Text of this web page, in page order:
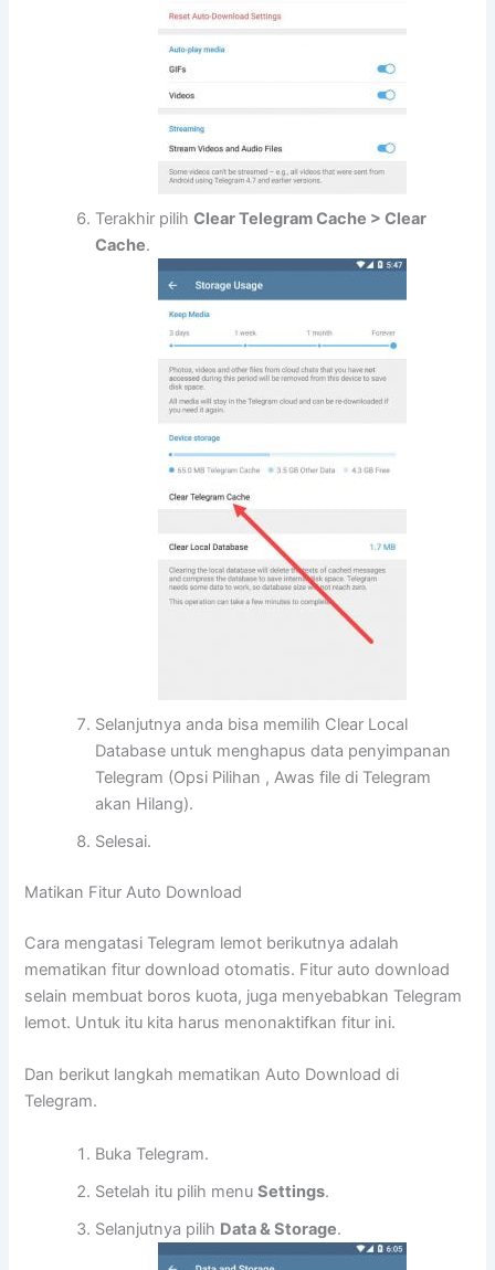
Terakhir pilihClear Telegram Cache > Clear
Cache.
Selanjutnya anda bisa memilih Clear Local
Database untuk menghapus data penyimpanan
Telegram (Opsi Pilihan , Awas file di Telegram
akan Hilang).
Selesai.
Matikan Fitur Auto Download
Cara mengatasi Telegram lemot berikutnya adalah
mematikan fitur download otomatis. Fitur auto download
selain membuat boros kuota, juga menyebabkan Telegram
lemot. Untuk itu kita harus menonaktifkan fitur ini.
Dan berikut langkah mematikan Auto Download di
Telegram.
Buka Telegram.
Setelah itu pilih menuSettings.
Selanjutnya pilih Data & Storage.